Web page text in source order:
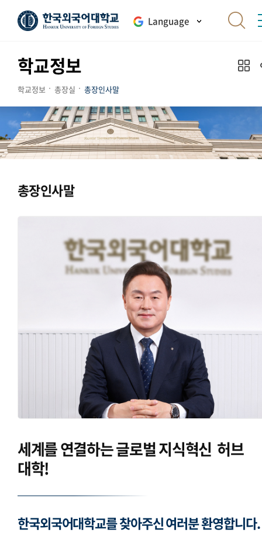
Language
학교정보
학교정보 총장실 총장인사말
총장인사말
세계를 연결하는글로벌 지식혁신 허브
대학!
한국외국어대학교를 찾아주신 여러분 환영합니다.